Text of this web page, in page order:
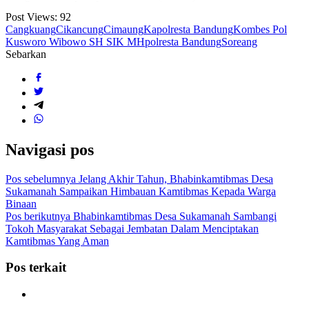
Post Views: 92
CangkuangCikancungCimaungKapolresta BandungKombes Pol
Kusworo Wibowo SH SIK MHpolresta BandungSoreang
Sebarkan
Navigasi pos
Pos sebelumnya Jelang Akhir Tahun, Bhabinkamtibmas Desa
Sukamanah Sampaikan Himbauan Kamtibmas Kepada Warga
Binaan
Pos berikutnya Bhabinkamtibmas Desa Sukamanah Sambangi
Tokoh Masyarakat Sebagai Jembatan Dalam Menciptakan
Kamtibmas Yang Aman
Pos terkait